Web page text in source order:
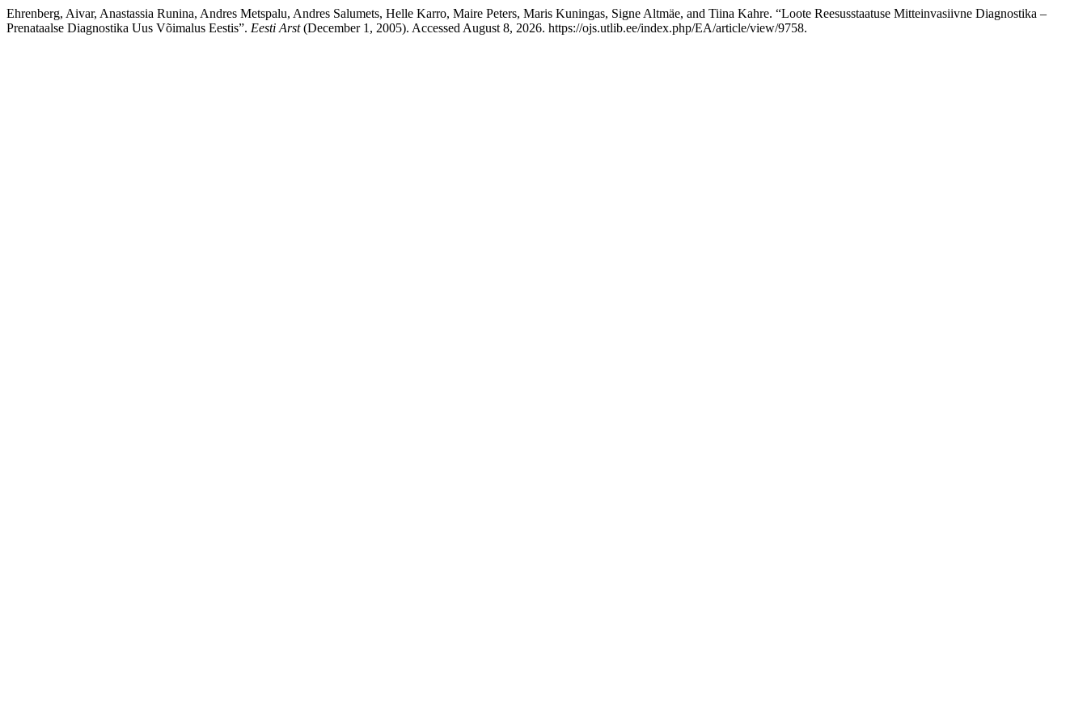
Ehrenberg, Aivar, Anastassia Runina, Andres Metspalu, Andres Salumets, Helle Karro, Maire Peters, Maris Kuningas, Signe Altmäe, and Tiina Kahre. “Loote Reesusstaatuse Mitteinvasiivne Diagnostika –
Prenataalse Diagnostika Uus Võimalus Eestis”. Eesti Arst(December 1, 2005). Accessed August 8, 2026. https://ojs.utlib.ee/index.php/EA/article/view/9758.